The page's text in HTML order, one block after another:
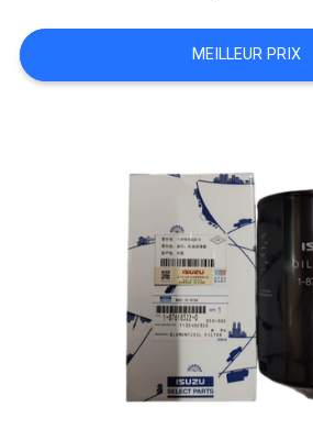
DEMANDEZ
UNE
MEILLEUR PRIX